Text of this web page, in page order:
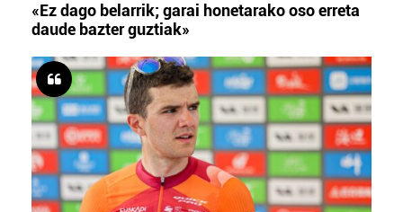
«Ez dago belarrik; garai honetarako oso erreta
daude bazter guztiak»